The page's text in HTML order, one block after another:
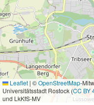
Leaflet | ©OpenStreetMap-
Universitätsstadt Rostock (CC BY
und LkKfS-MV